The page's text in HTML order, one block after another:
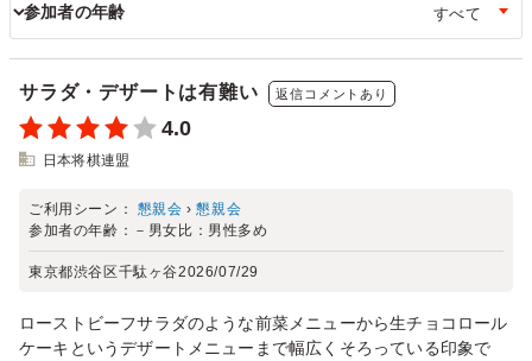
参加者の年齢
サラダ・デザートは有難い 返信コメントあり
4.0
日本将棋連盟
ご利用シーン： 懇親会 ›懇親会
参加者の年齢： － 男女比： 男性多め
東京都渋谷区千駄ヶ谷2026/07/29
ローストビーフサラダのような前菜メニューから生チョコロール
ケーキというデザートメニューまで幅広くそろっている印象で